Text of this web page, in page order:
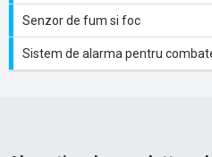
Senzor de fum si foc
Sistem de alarma pentru